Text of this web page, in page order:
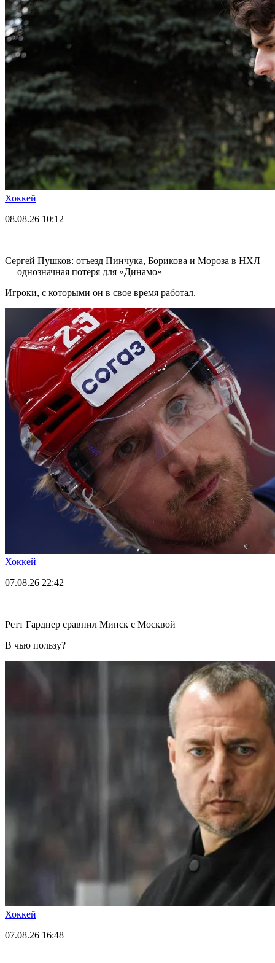
Хоккей
08.08.26 10:12
Сергей Пушков: отъезд Пинчука, Борикова и Мороза в НХЛ
— однозначная потеря для «Динамо»
Игроки, с которыми он в свое время работал.
Хоккей
07.08.26 22:42
Ретт Гарднер сравнил Минск с Москвой
В чью пользу?
Хоккей
07.08.26 16:48